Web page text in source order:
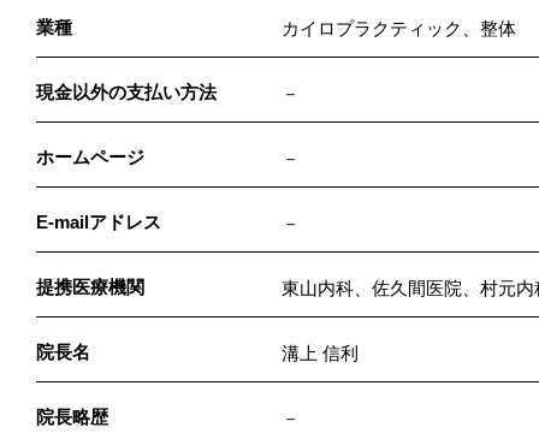
業種 カイロプラクティック、整体
現金以外の支払い方法 －
ホームページ －
E-mailアドレス －
提携医療機関 東山内科、佐久間医院、村元
院長名 溝上 信利
院長略歴 －